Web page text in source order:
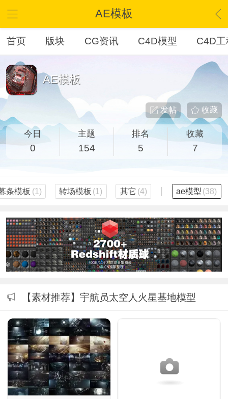
AE模板
首页 版块 CG资讯 C4D模型 C4D工
AE模板
收藏
发帖
今日
0
主题
154
排名
5
收藏
7
条模板 (1) 转场模板 (1) 其它 (4) ae模型 (38)
【素材推荐】宇航员太空人火星基地模型